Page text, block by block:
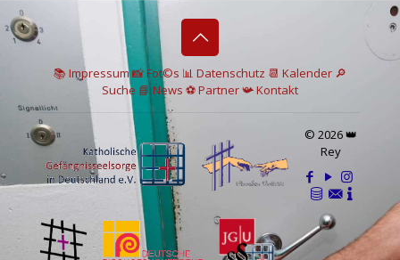
📚 Impressum📸Fot©s 📊 Datenschutz 📆 Kalender 🔎
Suche 📘 News ⚽Partner📯Kontakt
© 2026 👑
Rey